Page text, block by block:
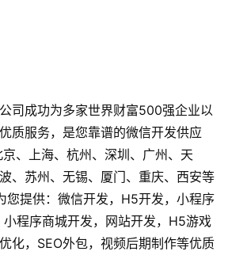
司成功为多家世界财富500强企业以
质服务，是您靠谱的微信开发供应
、上海、杭州、深圳、广州、天
、苏州、无锡、厦门、重庆、西安等
提供：微信开发，H5开发，小程序
程序商城开发，网站开发，H5游戏
化，SEO外包，视频后期制作等优质